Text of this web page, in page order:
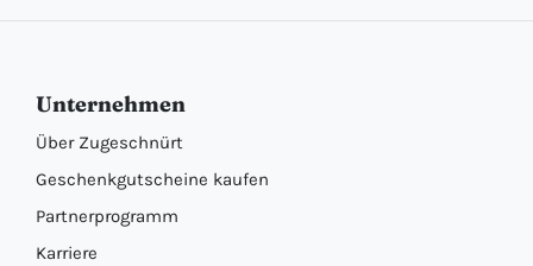
Unternehmen
Über Zugeschnürt
Geschenkgutscheine kaufen
Partnerprogramm
Karriere